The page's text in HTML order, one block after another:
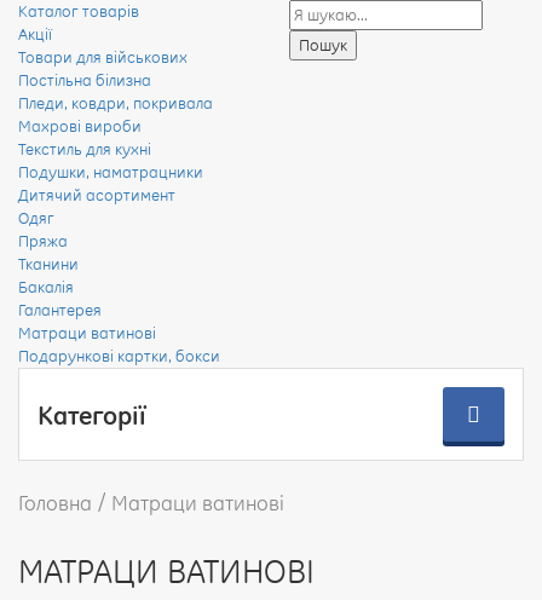
Каталог товарів
Акції
Товари для військових
Постільна білизна
Пледи, ковдри, покривала
Махрові вироби
Текстиль для кухні
Подушки, наматрацники
Дитячий асортимент
Одяг
Пряжа
Тканини
Бакалія
Галантерея
Матраци ватинові
Подарункові картки, бокси
Категорії
Головна Матраци ватинові
МАТРАЦИ ВАТИНОВІ